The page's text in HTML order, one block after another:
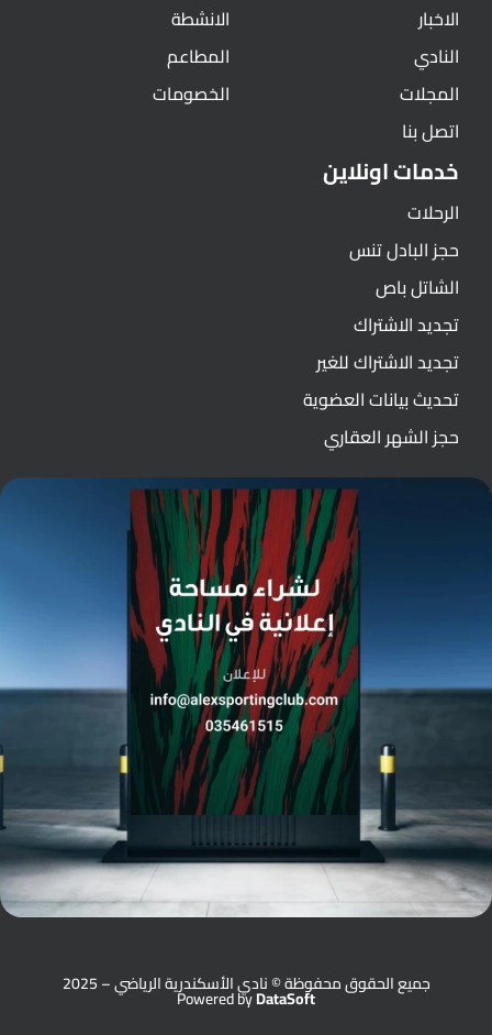
الاخبار
النادي
المجلات
اتصل بنا
الانشطة
المطاعم
الخصومات
خدمات اونلاين
الرحلات
حجز البادل تنس
الشاتل باص
تجديد الاشتراك
تجديد الاشتراك للغير
تحديث بيانات العضوية
حجز الشهر العقاري
جميع الحقوق محفوظة © نادي الأسكندرية الرياضي – 2025
Powered byDataSoft